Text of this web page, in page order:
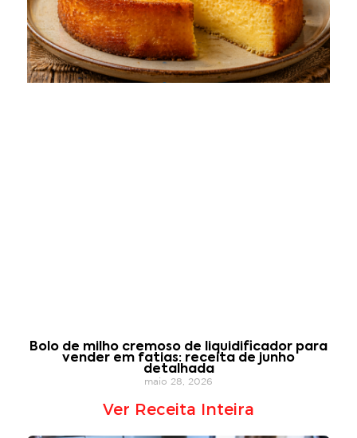
Bolo de milho cremoso de liquidificador para
vender em fatias: receita de junho
detalhada
maio 28, 2026
Ver Receita Inteira